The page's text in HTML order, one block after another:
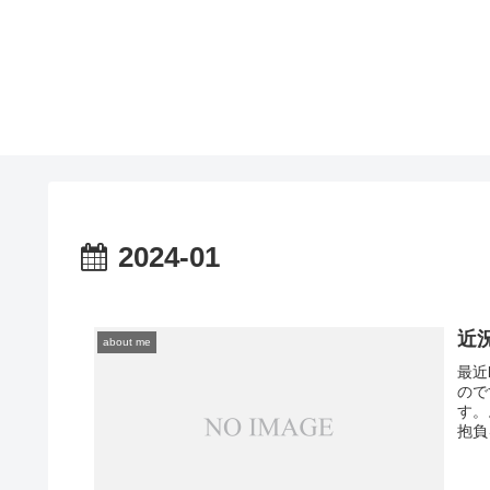
2024-01
about me 近
最
の
す
抱